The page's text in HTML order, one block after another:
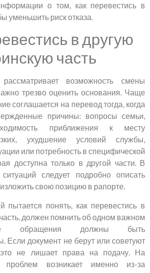
о том, как перевестись в
уменьшить риск отказа.
в другую
часть
возможность смены
трезво оценить основания. Чаще
соглашается на перевод тогда, когда
причины: вопросы семьи,
приближения к месту
ухудшение условий службы,
или потребность в специфической
доступна только в другой части. В
следует подробно описать
свою позицию в рапорте.
пытается понять, как перевестись в
должен помнить об одном важном
обращения должны быть
Если документ не берут или советуют
не лишает права на подачу. На
проблем возникает именно из-за